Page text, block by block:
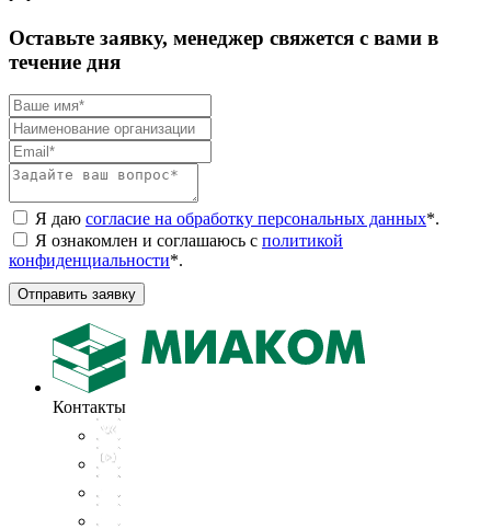
Оставьте заявку, менеджер свяжется с вами в
течение дня
Я даю согласие на обработку персональных данных*.
Я ознакомлен и соглашаюсь с политикой
конфиденциальности*.
Отправить заявку
Контакты